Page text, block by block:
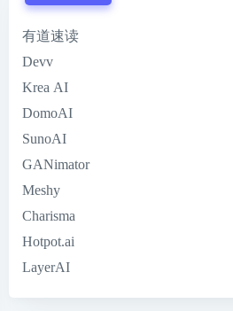
有道速读
Devv
Krea AI
DomoAI
SunoAI
GANimator
Meshy
Charisma
Hotpot.ai
LayerAI